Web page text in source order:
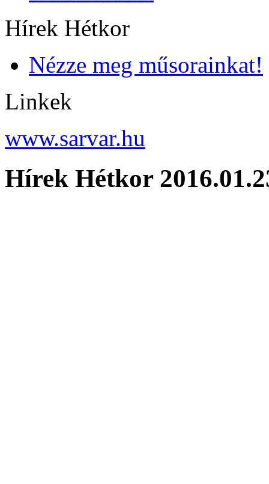
Hírek Hétkor
Nézze meg műsorainkat!
Linkek
www.sarvar.hu
Hírek Hétkor